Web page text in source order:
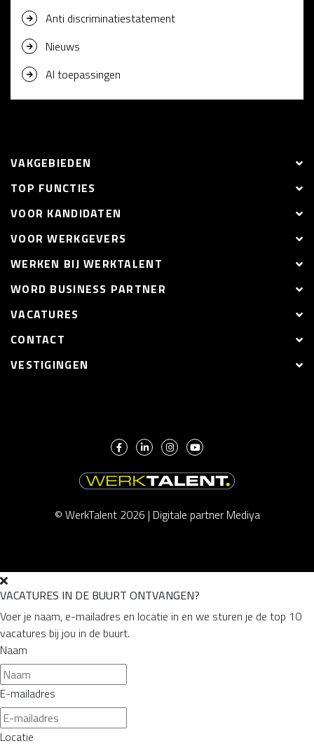
Anti discriminatiestatement
Nieuws
AI toepassingen
VAKGEBIEDEN
TOP FUNCTIES
VOOR KANDIDATEN
VOOR WERKGEVERS
WERKEN BIJ WERKTALENT
WORD BUSINESS PARTNER
VACATURES
CONTACT
VESTIGINGEN
© WerkTalent 2026 | Digitale partner Mediya
VACATURES IN DE BUURT ONTVANGEN?
Voer je naam, e-mailadres en locatie in en we sturen je de top 10
vacatures bij jou in de buurt.
Naam
E-mailadres
Locatie